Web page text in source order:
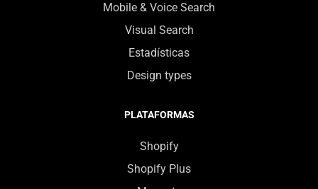
Mobile & Voice Search
Visual Search
Estadísticas
Design types
PLATAFORMAS
Shopify
Shopify Plus